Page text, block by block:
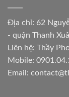
Địa chỉ: 62
- quận Thanh
Liên hệ: Thầy
Mobile:
Email: